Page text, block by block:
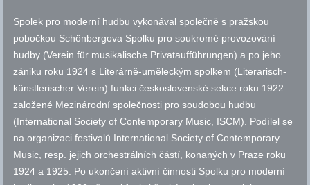
Spolek pro moderní hudbu vykonával společně s pražskou
pobočkou Schönbergova Spolku pro soukromé provozování
hudby (Verein für musikalische Privataufführungen) a po jeho
zániku roku 1924 s Literárně-uměleckým spolkem (Literarisch-
künstlerischer Verein) funkci československé sekce roku 1922
založené Mezinárodní společnosti pro soudobou hudbu
(International Society of Contemporary Music, ISCM). Podílel se
na organizaci festivalů International Society of Contemporary
Music, resp. jejich orchestrálních částí, konaných v Praze roku
1924 a 1925. Po ukončení aktivní činnosti Spolku pro moderní